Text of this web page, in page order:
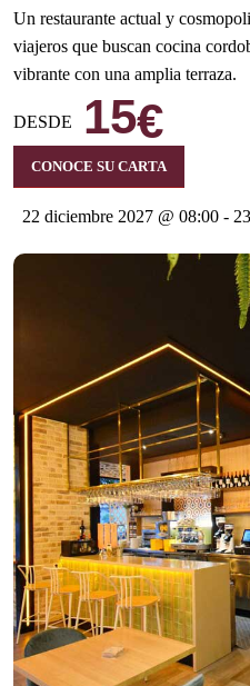
Un restaurante actual y
viajeros que buscan cocina
vibrante con una amplia terraza.
DESDE 15€
CONOCE SU CARTA
22 diciembre 2027 @ 08:00 -